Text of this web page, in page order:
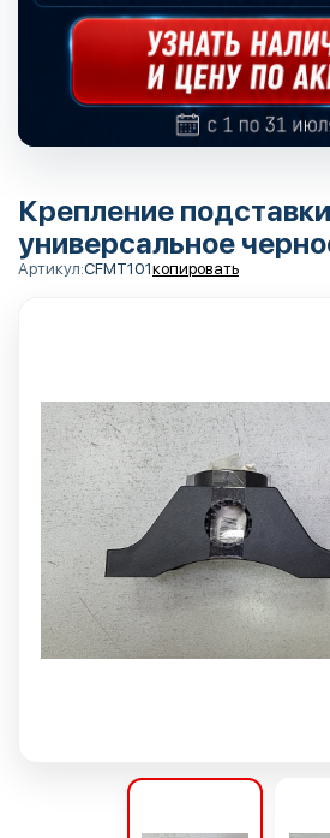
Крепление
универсальное
Артикул:CFMT101копировать